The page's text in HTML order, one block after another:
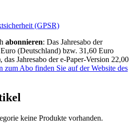
(GPSR)
abonnieren: Das Jahresabo der
(Deutschland) bzw. 31,60 Euro
das Jahresabo der e-Paper-Version 22,00
zum Abo finden Sie auf der Website des
keine Produkte vorhanden.